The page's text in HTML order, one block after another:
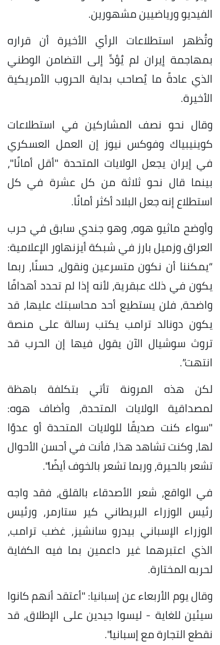
الفيديو ورياضيين مشهورين.
وتُظهر استطلاعات الرأي الأخيرة أن قراره
بمهاجمة إيران لم يُؤدِّ إلى التضامن الوطني
الذي عادةً ما يُصاحب بداية الحروب الأمريكية
الأخيرة.
وقال نحو نصف المشاركين في استطلاعات
كوينيبياك وفوكس نيوز إن العمل العسكري
في إيران يجعل الولايات المتحدة "أقل أمانًا"،
بينما قال نحو ثلاثة من كل عشرة في كل
استطلاع إنه جعل البلاد أكثر أمانًا.
وأوضح ماثيو هوه، وهو جندي سابق في حرب
العراق وزميل بارز في شبكة أيزنهاور الإعلامية:
“يمكننا أن نكون متسرعين ونقول، حسنًا، ربما
يكون في ذلك عبقرية، لأنه إذا لم تحدد أهدافًا
واضحة، فلن يستطيع أحد محاسبتك عليها، قد
يكون دونالد ترامب يكتب رسالة على منصة
تروث سوشيال الآن يقول فيها إن الحرب قد
انتهت”.
لكن هذه المرونة تأتي بتكلفة باهظة
لمصداقية الولايات المتحدة، وأضاف هوه:
"سواء كنت صديقًا للولايات المتحدة أو عدوًا
لها، وكنت تشاهد هذا، فأنت في أحسن الأحوال
تشعر بالحيرة، وربما تشعر بالخوف أيضًا".
في الواقع، شعر الأصدقاء بالقلق، فقد واجه
رئيس الوزراء البريطاني كير ستارمر، ورئيس
الوزراء الإسباني بيدرو سانشيز، غضب ترامب،
الذي اعتبرهما غير داعمين بما فيه الكفاية
لحربه المختارة.
وقال يوم الأربعاء عن إسبانيا: "أعتقد أنهم كانوا
سيئين للغاية - ليسوا جيدين على الإطلاق، قد
نقطع التجارة مع إسبانيا".